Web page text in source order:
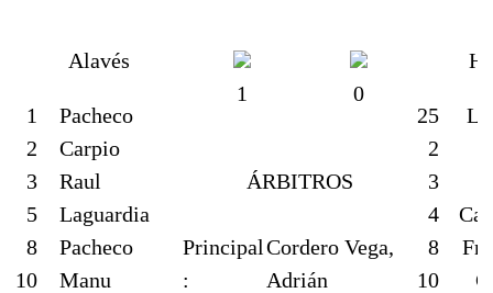
Alavés
1
Pacheco
2
Carpio
3
Raul
5
Laguardia
8
Pacheco
10
Manu
1 0
ÁRBITROS
Principal
:
Cordero Vega,
Adrián
25
2
3
4
8
10